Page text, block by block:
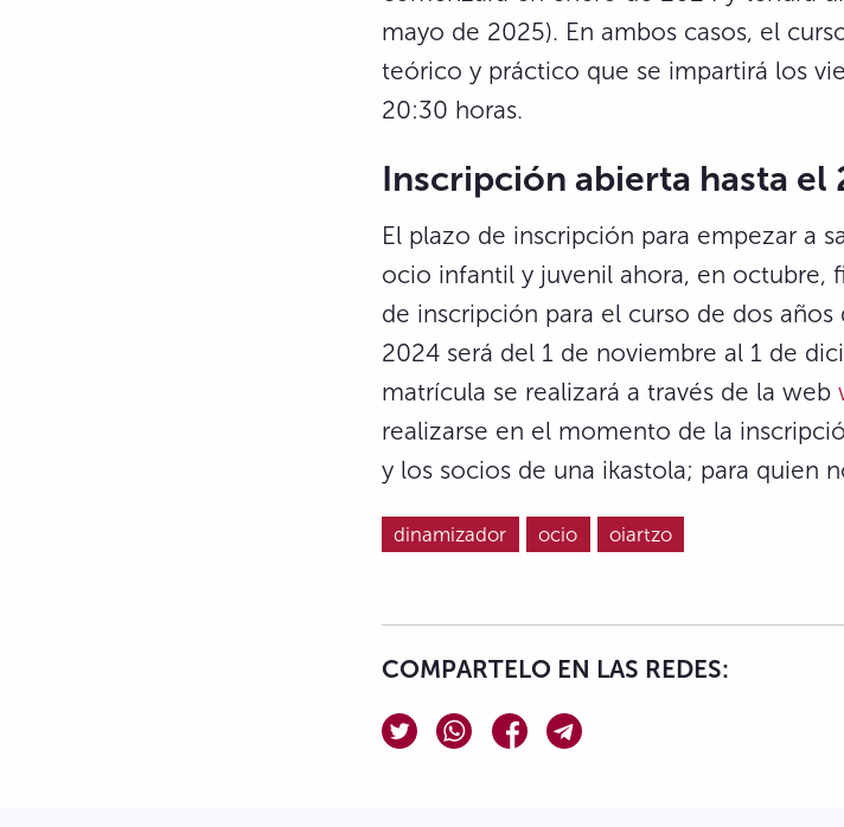
mayo de 2025). En ambos casos, el
teórico y práctico que se impartirá los
20:30 horas.
Inscripción abierta hasta el
El plazo de inscripción para empezar a
ocio infantil y juvenil ahora, en octubre,
de inscripción para el curso de dos
2024 será del 1 de noviembre al 1 de
matrícula se realizará a través de la web
realizarse en el momento de la
y los socios de una ikastola; para quien
dinamizador ocio oiartzo
COMPARTELO EN LAS REDES: